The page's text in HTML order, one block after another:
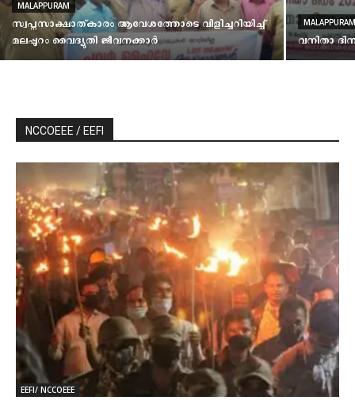
MALAPPURAM
സ്വപ്നസാക്ഷാത്കാരം ആവേശത്തോടെ വിളിച്ചറിയിച്ച്
മലപ്പുറം വൈദ്യുതി ജീവനക്കാർ
വനിതാ
NCCOEEE / EEFI
EEFI/ NCCOEEE